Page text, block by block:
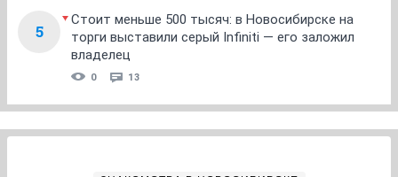
5
Стоит меньше 500 тысяч: в Новосибирске на
торги выставили серый Infiniti — его заложил
владелец
0 13